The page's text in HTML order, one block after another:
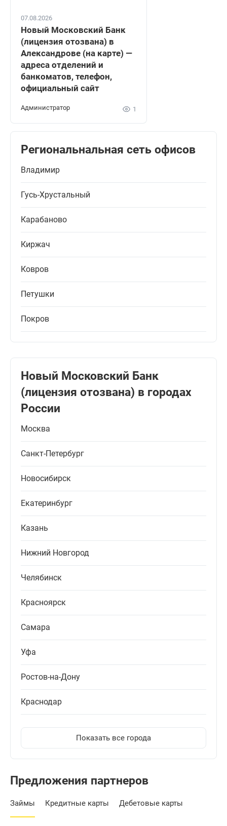
07.08.2026
Новый Московский Банк
(лицензия отозвана) в
Александрове (на карте) —
адреса отделений и
банкоматов, телефон,
официальный сайт
Администратор 1
Региональнальная сеть офисов
Владимир
Гусь-Хрустальный
Карабаново
Киржач
Ковров
Петушки
Покров
Новый Московский Банк
(лицензия отозвана) в городах
России
Москва
Санкт-Петербург
Новосибирск
Екатеринбург
Казань
Нижний Новгород
Челябинск
Красноярск
Самара
Уфа
Ростов-на-Дону
Краснодар
Показать все города
Предложения партнеров
Займы Кредитные карты Дебетовые карты